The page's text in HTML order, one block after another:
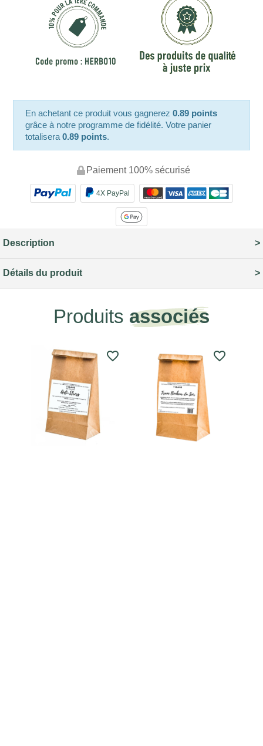
En achetant ce produit vous gagnerez0.89 points
grâce à notre programme de fidélité. Votre panier
totalisera0.89 points.
Paiement 100% sécurisé
4X PayPal
Description
Détails du produit
Produits associés
favorite_border favorite_border